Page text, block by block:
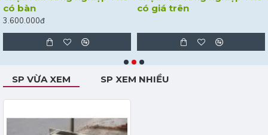
có bàn
3.600.000đ
có giá trên
SP VỪA XEM SP XEM NHIỀU